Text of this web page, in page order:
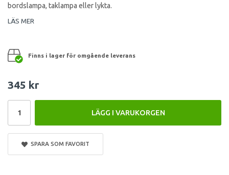
bordslampa, taklampa eller lykta.
LÄS MER
Finns i lager för omgående leverans
345 kr
LÄGG I VARUKORGEN
SPARA SOM FAVORIT